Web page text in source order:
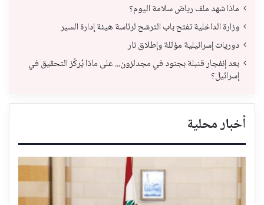
ماذا شهد ملف رياض سلامة اليوم؟
وزارة الداخلية تفتح باب الترشح لرئاسة هيئة إدارة السير
دوريات إسرائيلية مؤللة وإطلاق نار
بعد إنفجار قنبلة بجنود في مجدلزون... على ماذا يُركّز التحقيق في
إسرائيل؟
أخبار محلية